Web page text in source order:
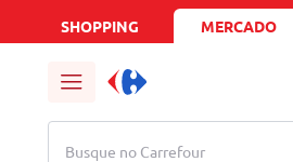
SHOPPING MERCADO
Busque no Carrefour